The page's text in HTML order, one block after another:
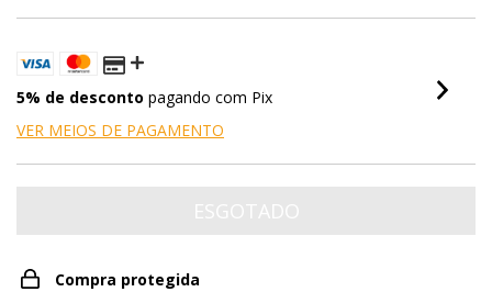
5% de desconto pagando com Pix
VER MEIOS DE PAGAMENTO
Compra protegida